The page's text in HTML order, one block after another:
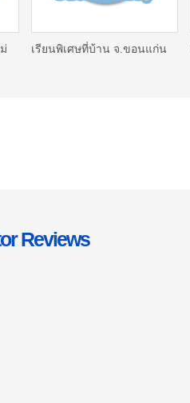
เรียนพิเศษที่บ้าน จ.ขอนแก่น
Reviews